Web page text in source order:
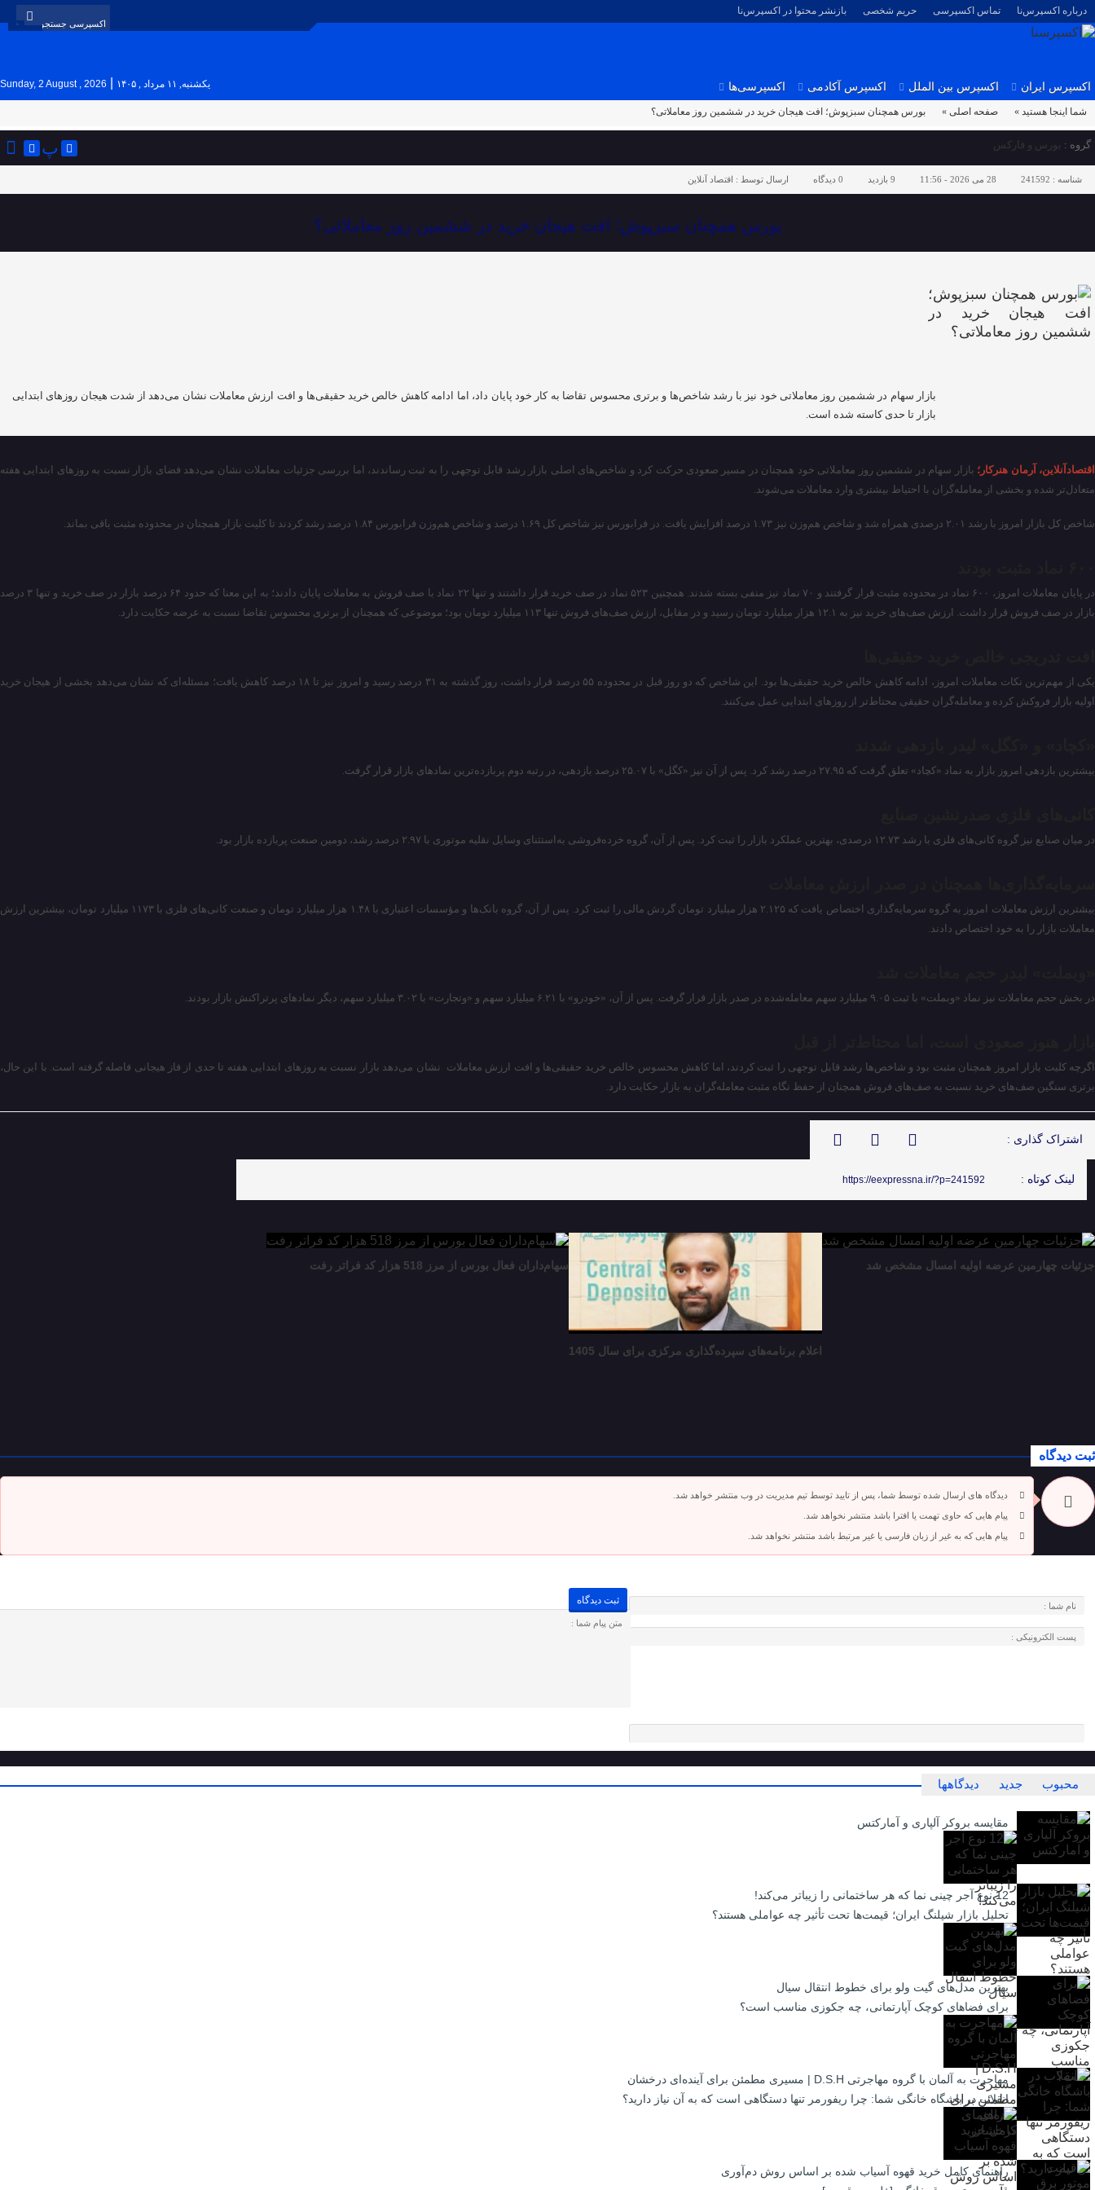
درباره اکسپرس‌نا تماس اکسپرسی حریم شخصی بازنشر محتوا در اکسپرس‌نا
اکسپرس ایران اکسپرس بین الملل اکسپرس آکادمی اکسپرسی‌ها یکشنبه, ۱۱ مرداد , ۱۴۰۵ Sunday, 2 August , 2026
شما اینجا هستید » صفحه اصلی » بورس همچنان سبزپوش؛ افت هیجان خرید در ششمین روز معاملاتی؟
گروه : بورس و فارکس پ
شناسه : 241592 28 می 2026 - 11:56 9 بازدید 0 دیدگاه ارسال توسط : اقتصاد آنلاین
بورس همچنان سبزپوش؛ افت هیجان خرید در ششمین روز معاملاتی؟
بازار سهام در ششمین روز معاملاتی خود نیز با رشد شاخص‌ها و برتری محسوس تقاضا به کار خود پایان داد، اما ادامه کاهش خالص خرید حقیقی‌ها و افت ارزش معاملات نشان می‌دهد از شدت هیجان روز‌های ابتدایی
بازار تا حدی کاسته شده است.
اقتصادآنلاین، آرمان هنرکار؛ بازار سهام در ششمین روز معاملاتی خود همچنان در مسیر صعودی حرکت کرد و شاخص‌های اصلی بازار رشد قابل توجهی را به ثبت رساندند، اما بررسی جزئیات معاملات نشان می‌دهد فضای بازار نسبت به روز‌های ابتدایی هفته
متعادل‌تر شده و بخشی از معامله‌گران با احتیاط بیشتری وارد معاملات می‌شوند.
شاخص کل بازار امروز با رشد ۲.۰۱ درصدی همراه شد و شاخص هم‌وزن نیز ۱.۷۳ درصد افزایش یافت. در فرابورس نیز شاخص کل ۱.۶۹ درصد و شاخص هم‌وزن فرابورس ۱.۸۴ درصد رشد کردند تا کلیت بازار همچنان در محدوده مثبت باقی بماند.
در پایان معاملات امروز، ۶۰۰ نماد در محدوده مثبت قرار گرفتند و ۷۰ نماد نیز منفی بسته شدند. همچنین ۵۲۳ نماد در صف خرید قرار داشتند و تنها ۲۲ نماد با صف فروش به معاملات پایان دادند؛ به این معنا که حدود ۶۴ درصد بازار در صف خرید و تنها ۳ درصد
بازار در صف فروش قرار داشت. ارزش صف‌های خرید نیز به ۱۲.۱ هزار میلیارد تومان رسید و در مقابل، ارزش صف‌های فروش تنها ۱۱۳ میلیارد تومان بود؛ موضوعی که همچنان از برتری محسوس تقاضا نسبت به عرضه حکایت دارد.
یکی از مهم‌ترین نکات معاملات امروز، ادامه کاهش خالص خرید حقیقی‌ها بود. این شاخص که دو روز قبل در محدوده ۵۵ درصد قرار داشت، روز گذشته به ۳۱ درصد رسید و امروز نیز تا ۱۸ درصد کاهش یافت؛ مسئله‌ای که نشان می‌دهد بخشی از هیجان خرید
اولیه بازار فروکش کرده و معامله‌گران حقیقی محتاط‌تر از روز‌های ابتدایی عمل می‌کنند.
بیشترین بازدهی امروز بازار به نماد «کچاد» تعلق گرفت که ۲۷.۹۵ درصد رشد کرد. پس از آن نیز «کگل» با ۲۵.۰۷ درصد بازدهی، در رتبه دوم پربازده‌ترین نماد‌های بازار قرار گرفت.
در میان صنایع نیز گروه کانی‌های فلزی با رشد ۱۲.۷۳ درصدی، بهترین عملکرد بازار را ثبت کرد. پس از آن، گروه خرده‌فروشی به‌استثنای وسایل نقلیه موتوری با ۲.۹۷ درصد رشد، دومین صنعت پربازده بازار بود.
بیشترین ارزش معاملات امروز به گروه سرمایه‌گذاری اختصاص یافت که ۲.۱۲۵ هزار میلیارد تومان گردش مالی را ثبت کرد. پس از آن، گروه بانک‌ها و مؤسسات اعتباری با ۱.۴۸ هزار میلیارد تومان و صنعت کانی‌های فلزی با ۱۱۷۳ میلیارد تومان، بیشترین ارزش
معاملات بازار را به خود اختصاص دادند.
در بخش حجم معاملات نیز نماد «وبملت» با ثبت ۹.۰۵ میلیارد سهم معامله‌شده در صدر بازار قرار گرفت. پس از آن، «خودرو» با ۶.۲۱ میلیارد سهم و «وتجارت» با ۳.۰۲ میلیارد سهم، دیگر نماد‌های پرتراکنش بازار بودند.
اگرچه کلیت بازار امروز همچنان مثبت بود و شاخص‌ها رشد قابل توجهی را ثبت کردند، اما کاهش محسوس خالص خرید حقیقی‌ها و افت ارزش معاملات نشان می‌دهد بازار نسبت به روز‌های ابتدایی هفته تا حدی از فاز هیجانی فاصله گرفته است. با این حال،
برتری سنگین صف‌های خرید نسبت به صف‌های فروش همچنان از حفظ نگاه مثبت معامله‌گران به بازار حکایت دارد.
اشتراک گذاری :
لینک کوتاه : https://eexpressna.ir/?p=241592
جزئیات چهارمین عرضه اولیه امسال مشخص شد
اعلام برنامه‌های سپرده‌گذاری مرکزی برای سال 1405
سهام‌داران فعال بورس از مرز 518 هزار کد فراتر رفت
ثبت دیدگاه
دیدگاه های ارسال شده توسط شما، پس از تایید توسط تیم مدیریت در وب منتشر خواهد شد.
پیام هایی که حاوی تهمت یا افترا باشد منتشر نخواهد شد.
پیام هایی که به غیر از زبان فارسی یا غیر مرتبط باشد منتشر نخواهد شد.
لطفا پاسخ را به عدد انگلیسی وارد کنید:
محبوب جدید دیدگاهها
مقایسه بروکر آلپاری و آمارکتس
12 نوع آجر چینی نما که هر ساختمانی را زیباتر می‌کند!
تحلیل بازار شیلنگ ایران؛ قیمت‌ها تحت تأثیر چه عواملی هستند؟
بهترین مدل‌های گیت ولو برای خطوط انتقال سیال
برای فضاهای کوچک آپارتمانی، چه جکوزی مناسب است؟
مهاجرت به آلمان با گروه مهاجرتی D.S.H | مسیری مطمئن برای آینده‌ای درخشان
انقلاب در باشگاه خانگی شما: چرا ریفورمر تنها دستگاهی است که به آن نیاز دارید؟
راهنمای کامل خرید قهوه آسیاب شده بر اساس روش دم‌آوری